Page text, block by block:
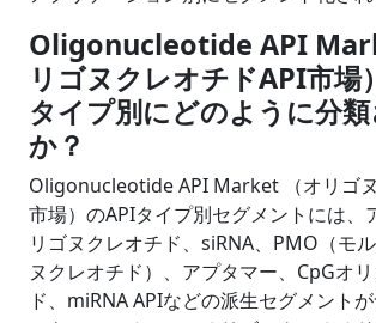
Oligonucleotide API
リゴヌクレオチドAPI市場
タイプ別にどのように分
か？
Oligonucleotide API Market （オリゴ
市場）のAPIタイプ別セグメントには、
リゴヌクレオチド、siRNA、PMO（モ
ヌクレオチド）、アプタマー、CpGオ
ド、miRNA APIなどの派生セグメント